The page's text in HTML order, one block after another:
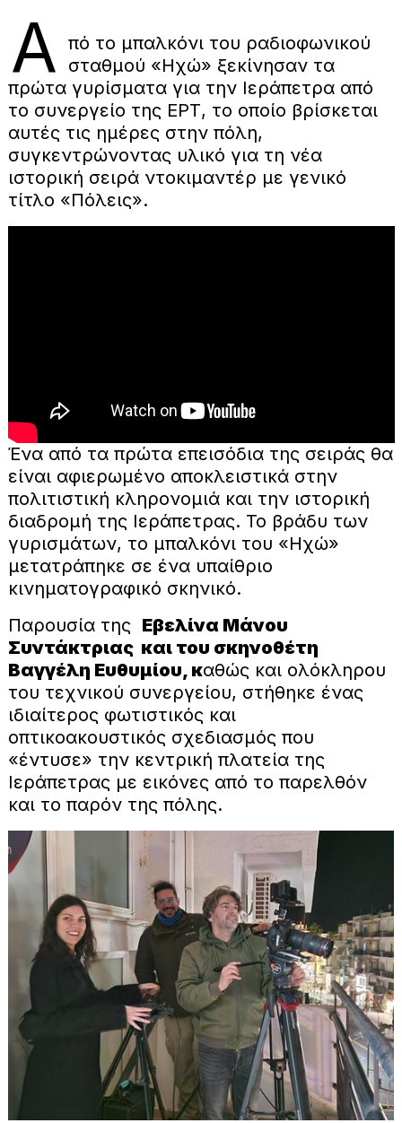
Α πό το μπαλκόνι του ραδιοφωνικού
σταθμού «Ηχώ» ξεκίνησαν τα
πρώτα γυρίσματα για την Ιεράπετρα από
το συνεργείο της ΕΡΤ, το οποίο βρίσκεται
αυτές τις ημέρες στην πόλη,
συγκεντρώνοντας υλικό για τη νέα
ιστορική σειρά ντοκιμαντέρ με γενικό
τίτλο «Πόλεις».
Ένα από τα πρώτα επεισόδια της σειράς θα
είναι αφιερωμένο αποκλειστικά στην
πολιτιστική κληρονομιά και την ιστορική
διαδρομή της Ιεράπετρας. Το βράδυ των
γυρισμάτων, το μπαλκόνι του «Ηχώ»
μετατράπηκε σε ένα υπαίθριο
κινηματογραφικό σκηνικό.
Παρουσία της Εβελίνα Μάνου
Συντάκτριας και του σκηνοθέτη
Βαγγέλη Ευθυμίου, καθώς και ολόκληρου
του τεχνικού συνεργείου, στήθηκε ένας
ιδιαίτερος φωτιστικός και
οπτικοακουστικός σχεδιασμός που
«έντυσε» την κεντρική πλατεία της
Ιεράπετρας με εικόνες από το παρελθόν
και το παρόν της πόλης.